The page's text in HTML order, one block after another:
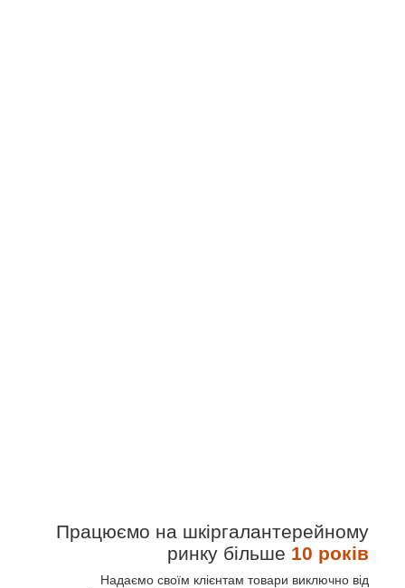
Працюємо на шкіргалантерейному
ринку більше 10 років
Надаємо своїм клієнтам товари виключно від